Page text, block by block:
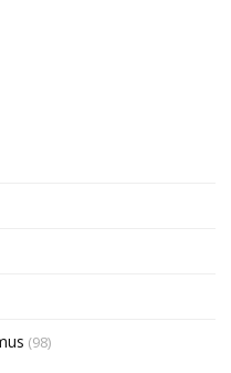
(98)